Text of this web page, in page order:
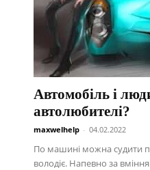
Автомобіль і
автолюбителі?
maxwelhelp - 04.02.2022
По машині можна судити
володіє. Напевно за